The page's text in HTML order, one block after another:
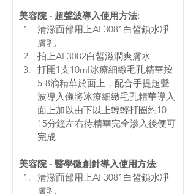
美容院 - 超聲波導入使用方法:
清潔面部用上AF3081白皙鎖水凈
膚乳
拍上AF3082白皙滋潤爽膚水
打開1支10ml冰療細緻毛孔精華按
5-8滴精華於面上，配合手提超聲
波導入儀將冰療細緻毛孔精華導入
面上加以由下以上輕輕打圈約10-
15分鐘左右待精華完全滲入後便可
完成
美容院 - 醫學微創針導入使用方法:
清潔面部用上AF3081白皙鎖水凈
膚乳